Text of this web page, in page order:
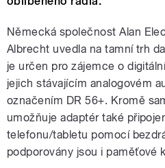
Německá společnost Alan
Albrecht uvedla na tamní trh
je určen pro zájemce o
jejich stávajícím analogovém
označením DR 56+. Kromě
umožňuje adaptér také
telefonu/tabletu pomocí
podporovány jsou i paměťové